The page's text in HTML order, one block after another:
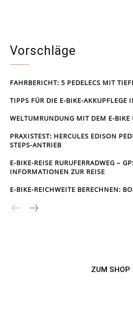
Vorschläge
FAHRBERICHT: 5 PEDELECS MIT
TIPPS FÜR DIE E-BIKE-AKKUPFLEGE
WELTUMRUNDUNG MIT DEM E-BIKE
PRAXISTEST: HERCULES EDISON
STEPS-ANTRIEB
E-BIKE-REISE RUR­UFER­RAD­WEG –
INFORMATIONEN ZUR REISE
E-BIKE-REICHWEITE BERECHNEN:
ZUM SHOP